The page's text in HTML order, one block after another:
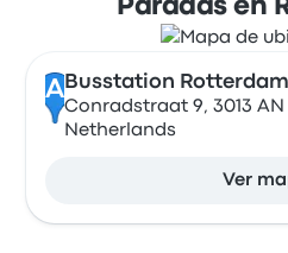
Paradas en
A Busstation
Conradstraat 9, 3013
Netherlands
Ver